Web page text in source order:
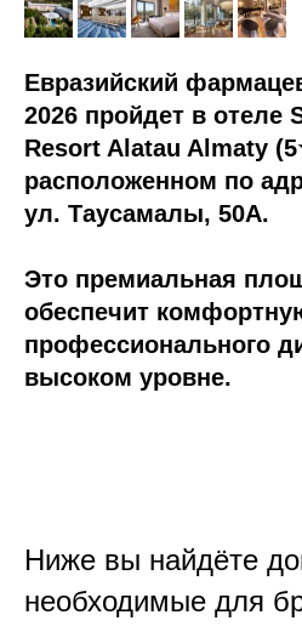
Евразийский
2026 пройдет в отеле
Resort Alatau Almaty
расположенном по
ул. Таусамалы, 50А.
Это премиальная
обеспечит
профессионального
высоком уровне.
Ниже вы найдёте
необходимые для